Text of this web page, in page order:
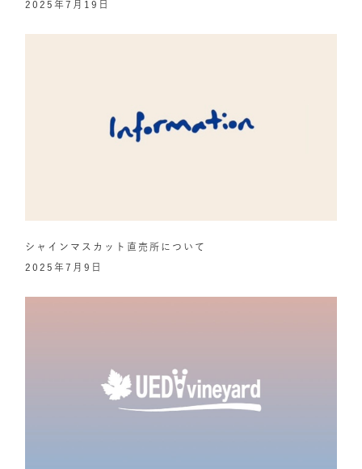
2025年7月19日
シャインマスカット直売所について
2025年7月9日